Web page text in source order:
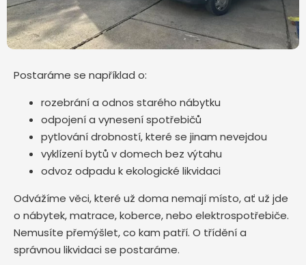
Postaráme se například o:
rozebrání a odnos starého nábytku
odpojení a vynesení spotřebičů
pytlování drobností, které se jinam nevejdou
vyklízení bytů v domech bez výtahu
odvoz odpadu k ekologické likvidaci
Odvážíme věci, které už doma nemají místo, ať už jde
o nábytek, matrace, koberce, nebo elektrospotřebiče.
Nemusíte přemýšlet, co kam patří. O třídění a
správnou likvidaci se postaráme.